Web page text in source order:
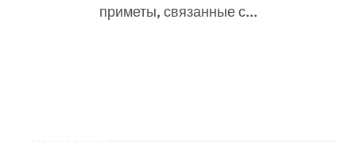
приметы, связанные с...